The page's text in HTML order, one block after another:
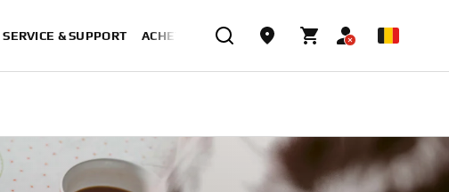
SERVICE & SUPPORT ACHETER MAINTENANT